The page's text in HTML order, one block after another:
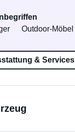
Outdoor-Möbel
& Services